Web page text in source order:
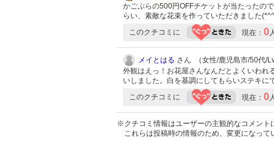
かごぶらの500円OFFチケットが当たったの
らい、素敵な花束を作っていただきました
このクチコミに 現在： 0 人
メイとはる さん （女性/鹿児島市/50代/
外観はえっ！お花屋さんなんだとよくいわれ
いしました。白を基調にしてもらいステキに
このクチコミに 現在： 0 人
※クチコミ情報はユーザーの主観的なコメント
これらは投稿時の情報のため、変更になって